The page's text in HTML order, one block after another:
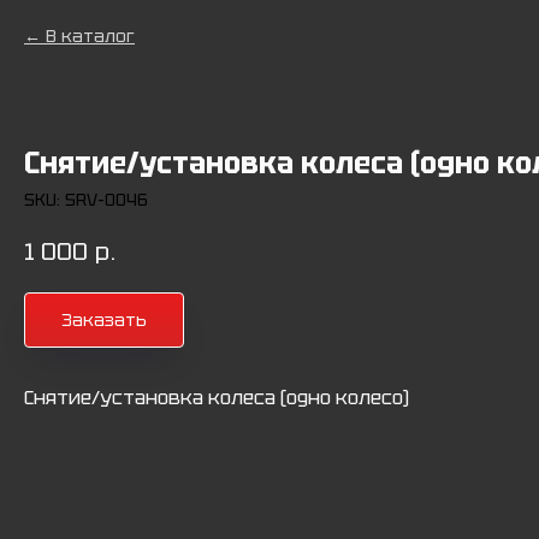
В каталог
Снятие/установка колеса (одно
SKU: SRV-0046
1 000 р.
Заказать
Снятие/установка колеса (одно колесо)